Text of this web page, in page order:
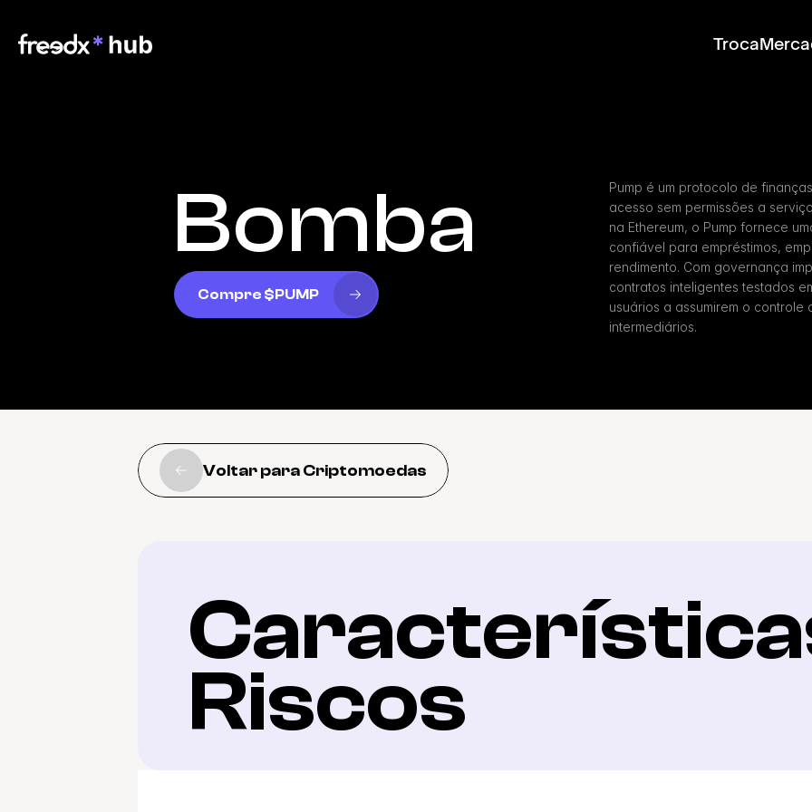
Troca
Bomba
Compre $PUMP
Pump é um protocolo de
acesso sem permissões a
na Ethereum, o Pump fornece
confiável para empréstimos,
rendimento. Com governança
contratos inteligentes testados
usuários a assumirem o
intermediários.
Voltar para Criptomoedas
Riscos